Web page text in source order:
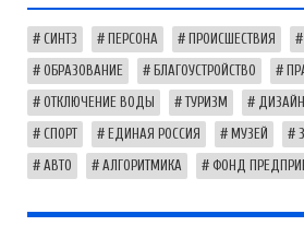
СИНТЗ ПЕРСОНА ПРОИСШЕСТВИЯ
ОБРАЗОВАНИЕ БЛАГОУСТРОЙСТВО
ОТКЛЮЧЕНИЕ ВОДЫ ТУРИЗМ
СПОРТ ЕДИНАЯ РОССИЯ МУЗЕЙ
АВТО АЛГОРИТМИКА ФОНД